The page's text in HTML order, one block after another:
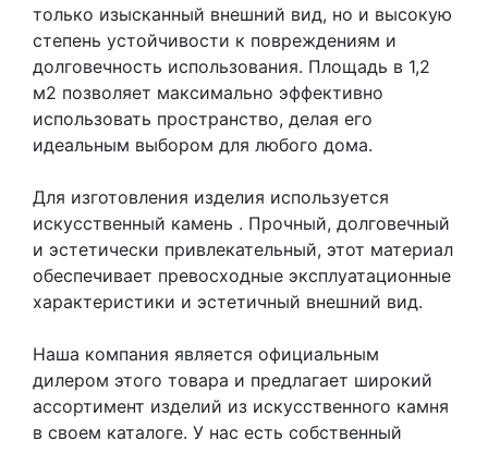
только изысканный внешний вид, но и высокую
степень устойчивости к повреждениям и
долговечность использования. Площадь в 1,2
м2 позволяет максимально эффективно
использовать пространство, делая его
идеальным выбором для любого дома.
Для изготовления изделия используется
искусственный камень . Прочный, долговечный
и эстетически привлекательный, этот материал
обеспечивает превосходные эксплуатационные
характеристики и эстетичный внешний вид.
Наша компания является официальным
дилером этого товара и предлагает широкий
ассортимент изделий из искусственного камня
в своем каталоге. У нас есть собственный